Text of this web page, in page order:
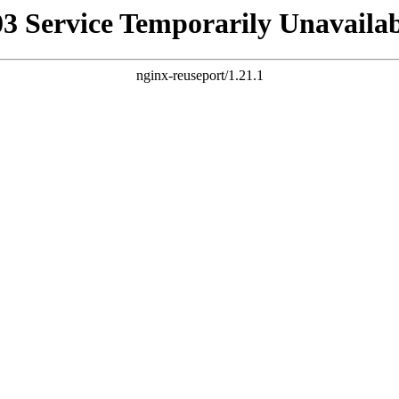
Service Temporarily
nginx-reuseport/1.21.1